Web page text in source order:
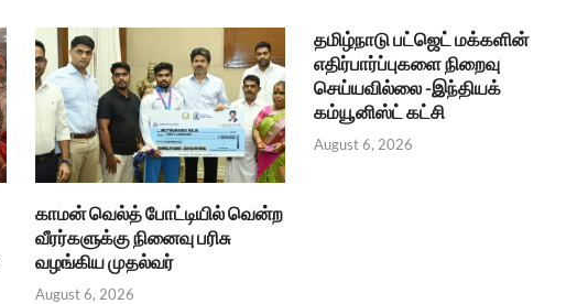
காமன் வெல்த் போட்டியில் வென்ற
வீரர்களுக்கு நினைவு பரிசு
வழங்கிய முதல்வர்
August 6, 2026
தமிழ்நாடு பட்ஜெட் மக்களின்
எதிர்பார்ப்புகளை நிறைவு
செய்யவில்லை -இந்தியக்
கம்யூனிஸ்ட் கட்சி
August 6, 2026